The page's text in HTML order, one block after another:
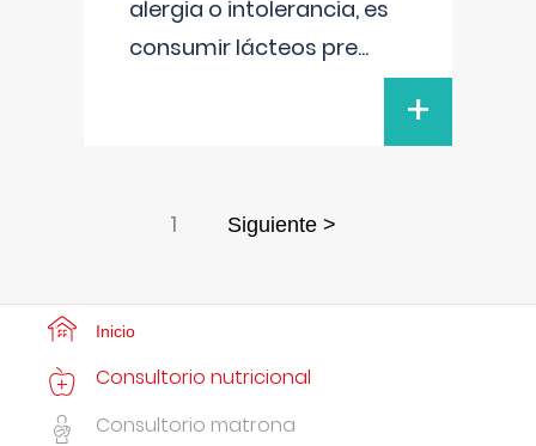
alergia o intolerancia, es
consumir lácteos pre...
+
1 Siguiente >
Inicio
Consultorio nutricional
Consultorio matrona